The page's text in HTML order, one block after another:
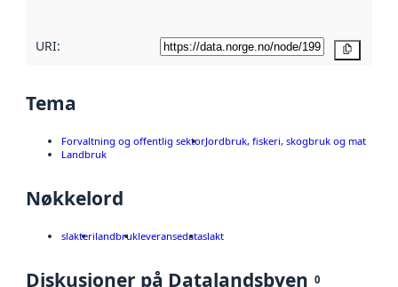
URI:
Tema
Forvaltning og offentlig sektorJordbruk, fiskeri, skogbruk og mat
Landbruk
Nøkkelord
slakterilandbrukleveransedataslakt
Diskusjoner på Datalandsbyen 0